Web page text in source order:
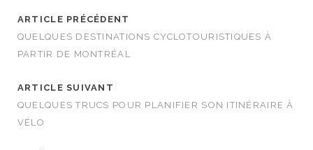
ARTICLE PRÉCÉDENT
QUELQUES DESTINATIONS CYCLOTOURISTIQUES À
PARTIR DE MONTRÉAL
ARTICLE SUIVANT
QUELQUES TRUCS POUR PLANIFIER SON ITINÉRAIRE À
VÉLO